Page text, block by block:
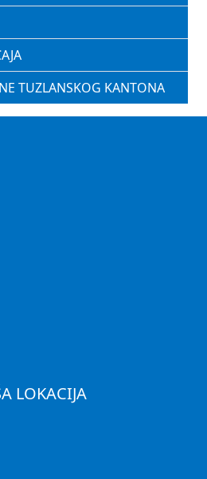
TUZLANSKOG KANTONA
LOKACIJA